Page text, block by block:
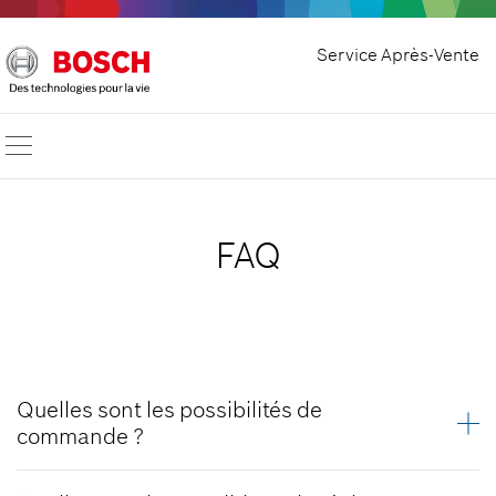
Service Après-Vente
FAQ
Quelles sont les possibilités de
commande ?